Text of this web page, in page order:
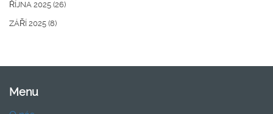
ŘÍJNA 2025 (26)
ZÁŘÍ 2025 (8)
Menu